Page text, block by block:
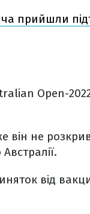
прийшли
Open-
не
від